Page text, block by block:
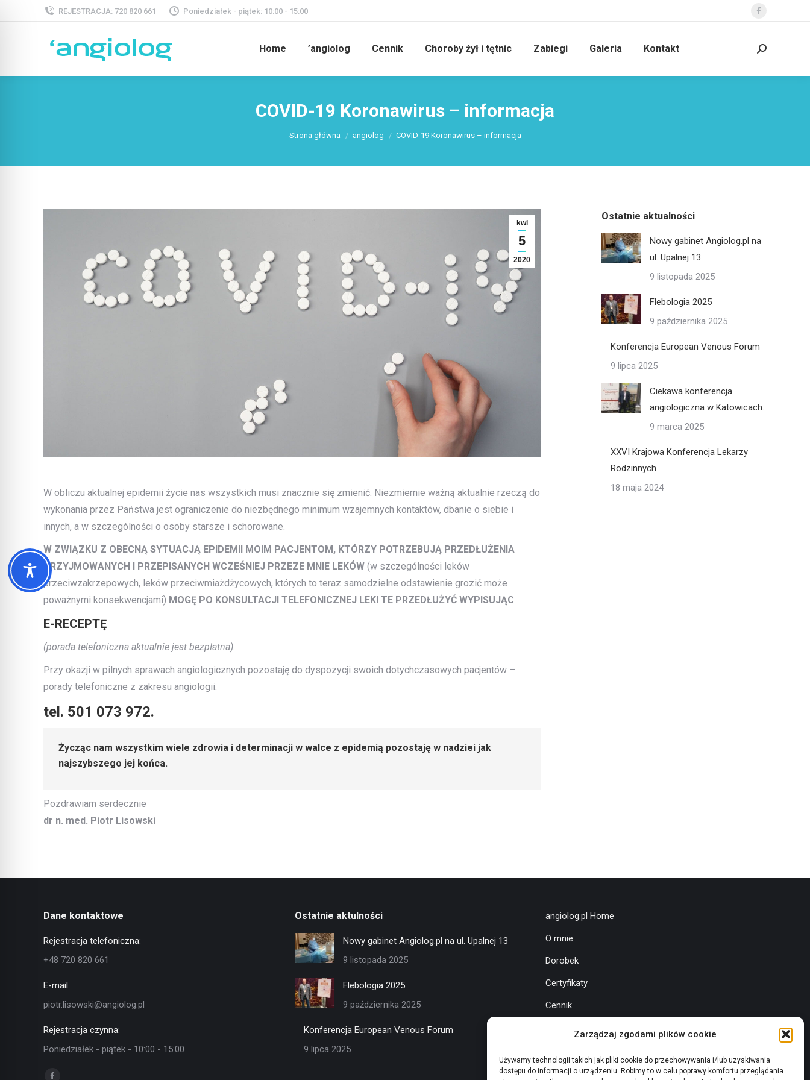
Zarządzaj zgodami plików cookie
Używamy technologii takich jak pliki cookie do przechowywania i/lub uzyskiwania
dostępu do informacji o urządzeniu. Robimy to w celu poprawy komfortu przeglądania
REJESTRACJA: 720 820 661 Poniedziałek - piątek: 10:00 - 15:00
Facebook
opens
Home ’angiolog Cennik Choroby żył i tętnic Zabiegi Galeria Kontakt Szukaj:
COVID-19 Koronawirus – informacja
Jesteś tutaj:
Strona główna angiolog COVID-19 Koronawirus – informacja
kwi
5
2020
W obliczu aktualnej epidemii życie nas wszystkich musi znacznie się zmienić. Niezmiernie ważną aktualnie rzeczą do
wykonania przez Państwa jest ograniczenie do niezbędnego minimum wzajemnych kontaktów, dbanie o siebie i
innych, a w szczególności o osoby starsze i schorowane.
W ZWIĄZKU Z OBECNĄ SYTUACJĄ EPIDEMII MOIM PACJENTOM, KTÓRZY POTRZEBUJĄ PRZEDŁUŻENIA
PRZYJMOWANYCH I PRZEPISANYCH WCZEŚNIEJ PRZEZE MNIE LEKÓW (w szczególności leków
przeciwzakrzepowych, leków przeciwmiażdżycowych, których to teraz samodzielne odstawienie grozić może
poważnymi konsekwencjami) MOGĘ PO KONSULTACJI TELEFONICZNEJ LEKI TE PRZEDŁUŻYĆ WYPISUJĄC
E-RECEPTĘ
(porada telefoniczna aktualnie jest bezpłatna).
Przy okazji w pilnych sprawach angiologicznych pozostaję do dyspozycji swoich dotychczasowych pacjentów –
porady telefoniczne z zakresu angiologii.
tel. 501 073 972.
Życząc nam wszystkim wiele zdrowia i determinacji w walce z epidemią pozostaję w nadziei jak
najszybszego jej końca.
Pozdrawiam serdecznie
dr n. med. Piotr Lisowski
Ostatnie aktualności
Nowy gabinet Angiolog.pl na
ul. Upalnej 13
9 listopada 2025
Flebologia 2025
9 października 2025
Konferencja European Venous Forum
9 lipca 2025
Ciekawa konferencja
angiologiczna w Katowicach.
9 marca 2025
XXVI Krajowa Konferencja Lekarzy
Rodzinnych
18 maja 2024
Dane kontaktowe
Rejestracja telefoniczna:
+48 720 820 661
E-mail:
piotr.lisowski@angiolog.pl
Rejestracja czynna:
Poniedziałek - piątek - 10:00 - 15:00
Znajdź nas na:
Ostatnie aktulności
Nowy gabinet Angiolog.pl na ul. Upalnej 13
9 listopada 2025
Flebologia 2025
9 października 2025
Konferencja European Venous Forum
9 lipca 2025
angiolog.pl Home
O mnie
Dorobek
Certyfikaty
Cennik
Galeria